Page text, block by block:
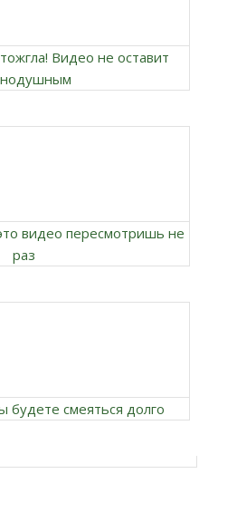
Видео не оставит
видео пересмотришь не
раз
будете смеяться долго